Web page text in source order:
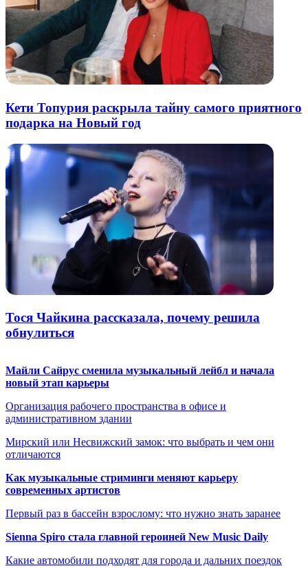
Кети Топурия раскрыла тайну самого приятного
подарка на Новый год
Тося Чайкина рассказала, почему решила
обнулиться
Майли Сайрус сменила музыкальный лейбл и начала
новый этап карьеры
Организация рабочего пространства в офисе и
административном здании
Мирский или Несвижский замок: что выбрать и чем они
отличаются
Как музыкальные стриминги меняют карьеру
современных артистов
Первый раз в бассейн взрослому: что нужно знать заранее
Sienna Spiro стала главной героиней New Music Daily
Какие автомобили подходят для города и дальних поездок